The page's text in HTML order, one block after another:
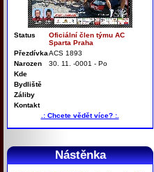
Status
Oficiální člen týmu AC
Sparta Praha
PřezdívkaACS 1893
Narozen
30. 11. -0001 - Po
Kde
Bydliště
Záliby
Kontakt
.: Chcete vědět více? :.
Nástěnka